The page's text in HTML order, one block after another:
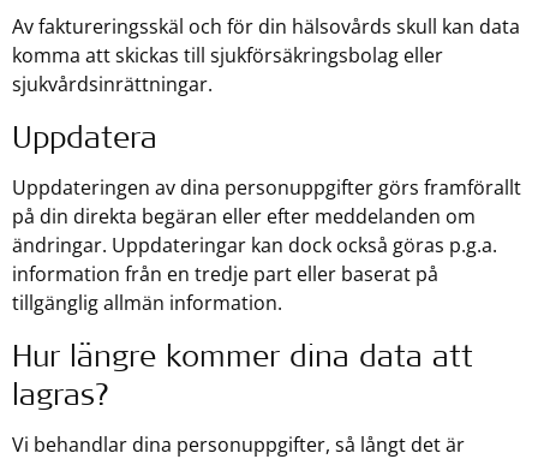
Av faktureringsskäl och för din hälsovårds skull kan data
komma att skickas till sjukförsäkringsbolag eller
sjukvårdsinrättningar.
Uppdatera
Uppdateringen av dina personuppgifter görs framförallt
på din direkta begäran eller efter meddelanden om
ändringar. Uppdateringar kan dock också göras p.g.a.
information från en tredje part eller baserat på
tillgänglig allmän information.
Hur längre kommer dina data att
lagras?
Vi behandlar dina personuppgifter, så långt det är